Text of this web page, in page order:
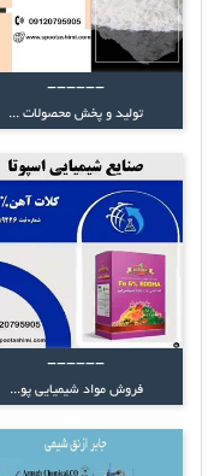
------
تولید و پخش محصولات ...
------
فروش مواد شیمیایی پو...